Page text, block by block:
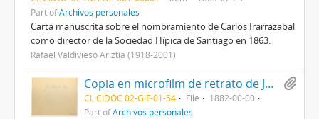
Part ofArchivos personales
Carta manuscrita sobre el nombramiento de Carlos Irarrazabal
como director de la Sociedad Hípica de Santiago en 1863.
Rafael Valdivieso Ariztía (1918-2001)
Copia en microfilm de retrato de José Santos Ossa Vega
CL CIDOC 02-GIF-01-54 File
1882-00-00
Part ofArchivos personales